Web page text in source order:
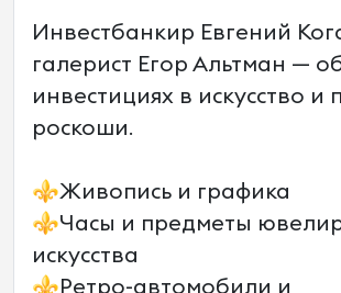
Инвестбанкир Евгений
галерист Егор Альтман —
инвестициях в искусство и
роскоши.
⚜️Живопись и графика
⚜️Часы и предметы
искусства
⚜️Ретро-автомобили и